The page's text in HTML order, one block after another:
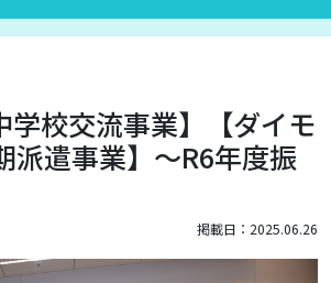
学校交流事業】【ダイモ
派遣事業】～R6年度振
掲載日：2025.06.26